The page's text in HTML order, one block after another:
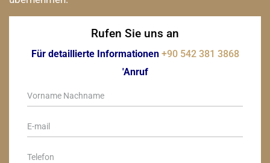
Rufen Sie uns an
Für detaillierte Informationen +90 542 381 3868
'Anruf